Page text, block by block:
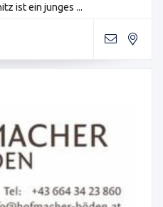
ist ein junges ...